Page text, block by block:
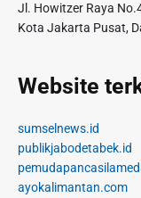
Jl. Howitzer Raya
Kota Jakarta Pusat,
Website
sumselnews.id
publikjabodetabek.id
ayokalimantan.com